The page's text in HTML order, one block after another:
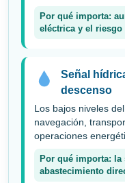
Por qué importa:
eléctrica y el riesgo
Señal
descenso
Los bajos niveles
navegación,
operaciones
Por qué importa: la
abastecimiento